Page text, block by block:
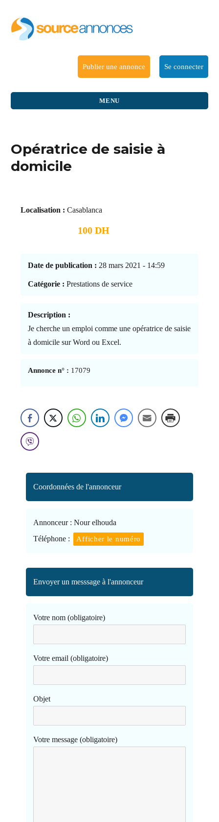
Publier une annonce Se connecter
MENU
Opératrice de saisie à
domicile
Localisation : Casablanca
100 DH
Date de publication : 28 mars 2021 - 14:59
Catégorie : Prestations de service
Description :
Je cherche un emploi comme une opératrice de saisie
à domicile sur Word ou Excel.
Annonce n° : 17079
Coordonnées de l'annonceur
Annonceur : Nour elhouda
Téléphone :
Afficher le numéro
Envoyer un messsage à l'annonceur
Votre nom (obligatoire)
Votre email (obligatoire)
Objet
Votre message (obligatoire)